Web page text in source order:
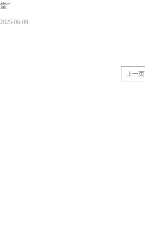
堂”
2025-06-09
上一页